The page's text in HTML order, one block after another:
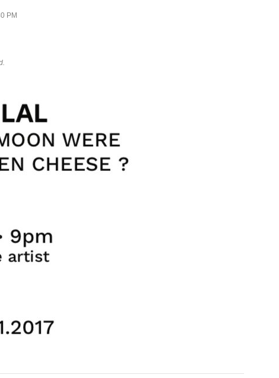
PM